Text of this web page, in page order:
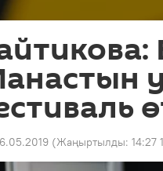
(Жаңыртылды: 14:27